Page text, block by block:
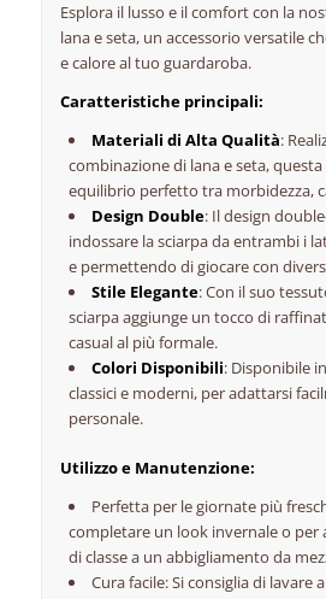
Esplora il lusso e il comfort con la
lana e seta, un accessorio versatile
e calore al tuo guardaroba.
Caratteristiche principali:
Materiali di Alta Qualità:
combinazione di lana e seta,
equilibrio perfetto tra morbidezza,
Design Double: Il design
indossare la sciarpa da entrambi i
e permettendo di giocare con
Stile Elegante: Con il suo
sciarpa aggiunge un tocco di
casual al più formale.
Colori Disponibili: Disponibile
classici e moderni, per adattarsi
personale.
Utilizzo e Manutenzione:
Perfetta per le giornate più
completare un look invernale o per
di classe a un abbigliamento da
Cura facile: Si consiglia di lavare